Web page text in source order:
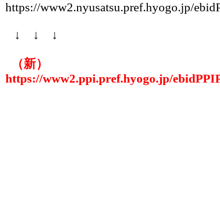
https://www2.nyusatsu.pref.hyogo.jp/
↓ ↓ ↓
（新）
https://www2.ppi.pref.hyogo.jp/